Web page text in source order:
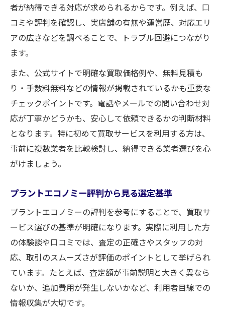
者が納得できる対応が求められるからです。例えば、口
コミや評判を確認し、実店舗の有無や運営歴、対応エリ
アの広さなどを調べることで、トラブル回避につながり
ます。
また、公式サイトで明確な買取価格例や、無料見積も
り・手数料無料などの情報が掲載されているかも重要な
チェックポイントです。電話やメールでの問い合わせ対
応が丁寧かどうかも、安心して依頼できるかの判断材料
となります。特に初めて買取サービスを利用する方は、
事前に複数業者を比較検討し、納得できる業者選びを心
がけましょう。
プラントエコノミー評判から見る選定基準
プラントエコノミーの評判を参考にすることで、買取サ
ービス選びの基準が明確になります。実際に利用した方
の体験談や口コミでは、査定の正確さやスタッフの対
応、取引のスムーズさが評価のポイントとして挙げられ
ています。たとえば、査定額が事前説明と大きく異なら
ないか、追加費用が発生しないかなど、利用者目線での
情報収集が大切です。